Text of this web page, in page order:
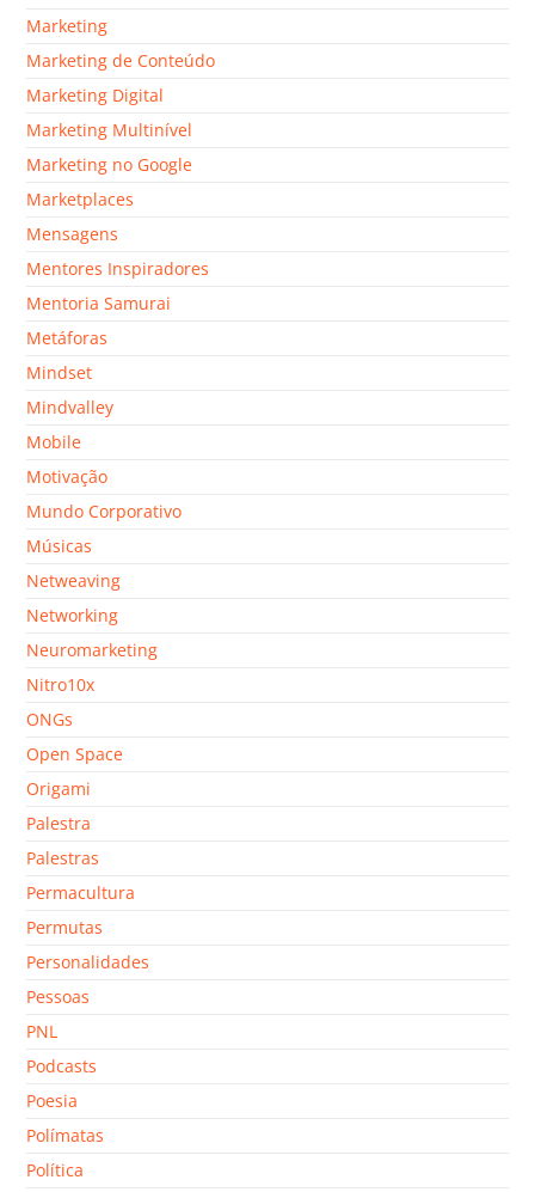
Marketing
Marketing de Conteúdo
Marketing Digital
Marketing Multinível
Marketing no Google
Marketplaces
Mensagens
Mentores Inspiradores
Mentoria Samurai
Metáforas
Mindset
Mindvalley
Mobile
Motivação
Mundo Corporativo
Músicas
Netweaving
Networking
Neuromarketing
Nitro10x
ONGs
Open Space
Origami
Palestra
Palestras
Permacultura
Permutas
Personalidades
Pessoas
PNL
Podcasts
Poesia
Polímatas
Política